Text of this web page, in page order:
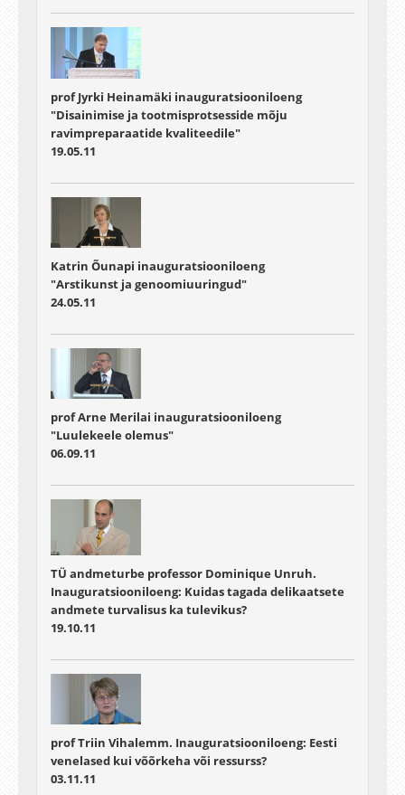
prof Jyrki Heinamäki inauguratsiooniloeng
"Disainimise ja tootmisprotsesside mõju
ravimpreparaatide kvaliteedile"
19.05.11
Katrin Õunapi inauguratsiooniloeng
"Arstikunst ja genoomiuuringud"
24.05.11
prof Arne Merilai inauguratsiooniloeng
"Luulekeele olemus"
06.09.11
TÜ andmeturbe professor Dominique Unruh.
Inauguratsiooniloeng: Kuidas tagada delikaatsete
andmete turvalisus ka tulevikus?
19.10.11
prof Triin Vihalemm. Inauguratsiooniloeng: Eesti
venelased kui võõrkeha või ressurss?
03.11.11